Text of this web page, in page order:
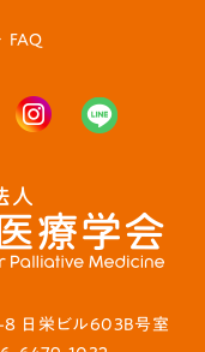
日栄ビル603B号室
FAQ